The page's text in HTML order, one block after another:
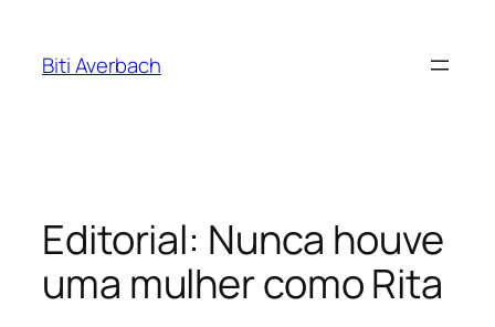
Biti Averbach
Editorial: Nunca houve
uma mulher como Rita